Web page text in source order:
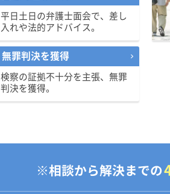
平日土日の弁護士面会で、差し
入れや法的アドバイス。
無罪判決を獲得
検察の証拠不十分を主張、無罪
判決を獲得。
※相談から解決までの